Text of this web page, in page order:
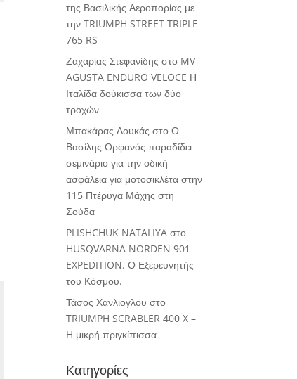
της Βασιλικής Αεροπορίας με
την TRIUMPH STREET TRIPLE
765 RS
Ζαχαρίας Στεφανίδης στο MV
AGUSTA ENDURO VELOCE Η
Ιταλίδα δούκισσα των δύο
τροχών
Μπακάρας Λουκάς στοΟ
Βασίλης Ορφανός παραδίδει
σεμινάριο για την οδική
ασφάλεια για μοτοσικλέτα στην
115 Πτέρυγα Μάχης στη
Σούδα
PLISHCHUK NATALIYA στο
HUSQVARNA NORDEN 901
EXPEDITION. Ο Εξερευνητής
του Κόσμου.
Τάσος Χανλιογλου στο
TRIUMPH SCRABLER 400 X –
Η μικρή πριγκίπισσα
Κατηγορίες